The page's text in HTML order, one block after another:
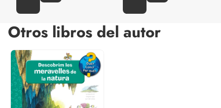
Otros libros del autor